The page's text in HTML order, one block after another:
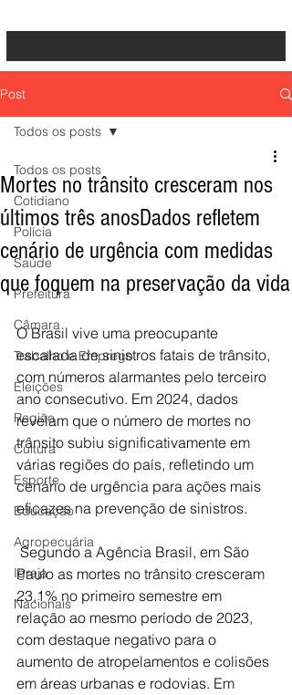
Post
Todos os posts
Cotidiano
Polícia
Saúde
Prefeitura
Câmara
Trabalho e Emprego
Eleições
Região
Cultura
Esporte
Educação
Agropecuária
Igreja
Nacionais
Todos os posts
Mortes no trânsito cresceram nos
últimos três anosDados refletem
cenário de urgência com medidas
que foquem na preservação da vida
O Brasil vive uma preocupante
escalada de sinistros fatais de trânsito,
com números alarmantes pelo terceiro
ano consecutivo. Em 2024, dados
revelam que o número de mortes no
trânsito subiu significativamente em
várias regiões do país, refletindo um
cenário de urgência para ações mais
eficazes na prevenção de sinistros.
Segundo a Agência Brasil, em São
Paulo as mortes no trânsito cresceram
23,1% no primeiro semestre em
relação ao mesmo período de 2023,
com destaque negativo para o
aumento de atropelamentos e colisões
em áreas urbanas e rodovias​. Em